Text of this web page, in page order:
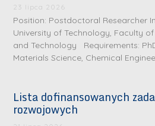
23 lipca 2026
Position: Postdoctoral Researcher
University of Technology, Faculty
and Technology Requirements:
Materials Science, Chemical
Lista dofinansowanych
rozwojowych
S